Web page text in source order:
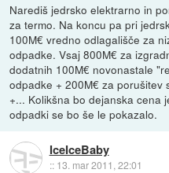
Narediš jedrsko elektrarno in
za termo. Na koncu pa pri
100M€ vredno odlagališče za
odpadke. Vsaj 800M€ za
dodatnih 100M€ novonastale
odpadke + 200M€ za porušitev
+... Kolikšna bo dejanska cena
odpadki se bo še le pokazalo.
IceIceBaby
:: 13. mar 2011, 22:01